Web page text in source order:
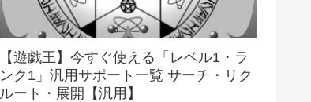
【遊戯王】今すぐ使える「レベル1・ラ
ンク1」汎用サポート一覧 サーチ・リク
ルート・展開【汎用】